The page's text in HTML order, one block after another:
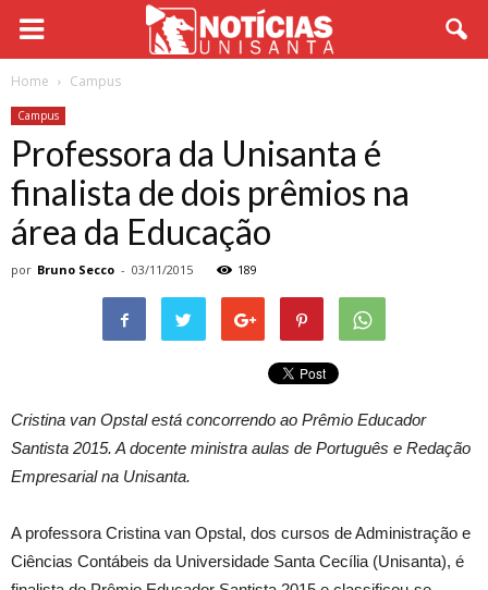
Home Campus
Campus
Professora da Unisanta é
finalista de dois prêmios na
área da Educação
por Bruno Secco - 03/11/2015 189
Cristina van Opstal está concorrendo ao Prêmio Educador
Santista 2015. A docente ministra aulas de Português e Redação
Empresarial na Unisanta.
A professora Cristina van Opstal, dos cursos de Administração e
Ciências Contábeis da Universidade Santa Cecília (Unisanta), é